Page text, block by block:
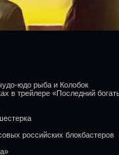
юдо рыба и Колобок
в трейлере «Последний
российских блокбастеров